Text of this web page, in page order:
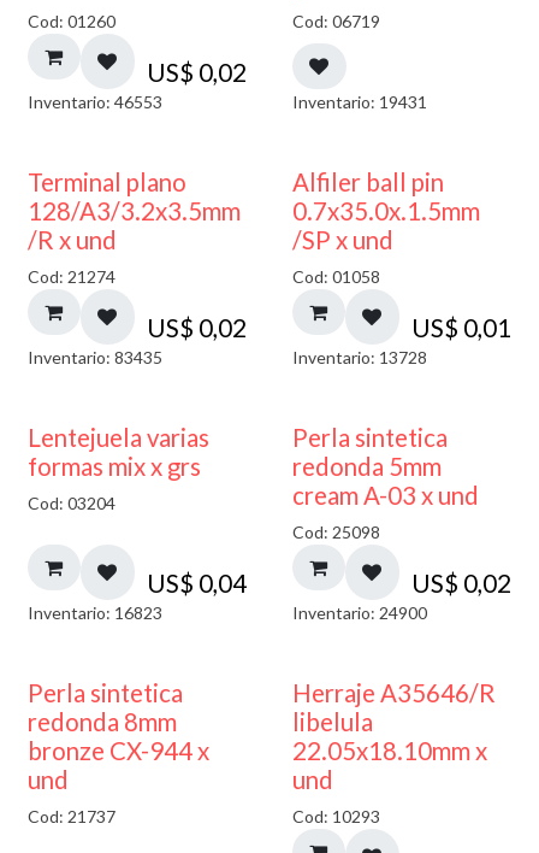
Cod: 01260
US$ 0,02
Inventario: 46553
Cod: 06719
Inventario: 19431
Terminal plano
128/A3/3.2x3.5mm
/R x und
Cod: 21274
US$ 0,02
Inventario: 83435
Alfiler ball pin
0.7x35.0x.1.5mm
/SP x und
Cod: 01058
US$ 0,01
Inventario: 13728
Lentejuela varias
formas mix x grs
Cod: 03204
US$ 0,04
Inventario: 16823
Perla sintetica
redonda 5mm
cream A-03 x und
Cod: 25098
US$ 0,02
Inventario: 24900
Perla sintetica
redonda 8mm
bronze CX-944 x
und
Cod: 21737
50% DESCUENTO
Herraje A35646/R
libelula
22.05x18.10mm x
und
Cod: 10293